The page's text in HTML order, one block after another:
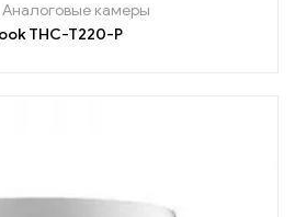
Аналоговые камеры
THC-T220-P